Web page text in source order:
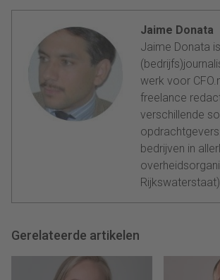
Jaime Donata
Jaime Donata is
werk voor
freelance
verschillende
bedrijven in
Gerelateerde artikelen